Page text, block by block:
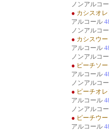
ノンアルコ
● カシスオ
アルコール
ノンアルコ
● カシスウ
アルコール
ノンアルコ
● ピーチソ
アルコール
ノンアルコ
● ピーチオ
アルコール
ノンアルコ
● ピーチウ
アルコール